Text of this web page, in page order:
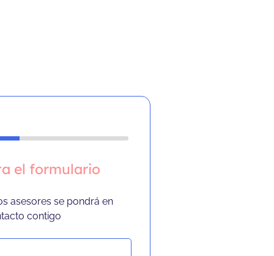
el formulario
asesores se pondrá en
contigo